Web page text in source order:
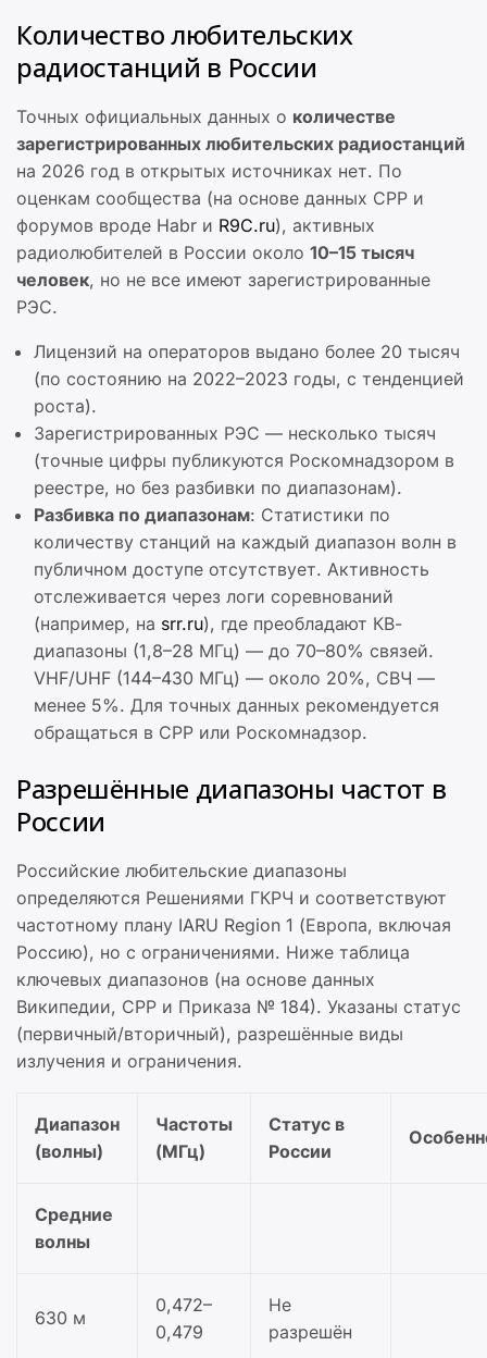
Количество любительских
радиостанций в России
Точных официальных данных о количестве
зарегистрированных любительских радиостанций
на 2026 год в открытых источниках нет. По
оценкам сообщества (на основе данных СРР и
форумов вроде Habr и R9C.ru), активных
радиолюбителей в России около 10–15 тысяч
человек, но не все имеют зарегистрированные
РЭС.
Лицензий на операторов выдано более 20 тысяч
(по состоянию на 2022–2023 годы, с тенденцией
роста).
Зарегистрированных РЭС — несколько тысяч
(точные цифры публикуются Роскомнадзором в
реестре, но без разбивки по диапазонам).
Разбивка по диапазонам: Статистики по
количеству станций на каждый диапазон волн в
публичном доступе отсутствует. Активность
отслеживается через логи соревнований
(например, на srr.ru), где преобладают КВ-
диапазоны (1,8–28 МГц) — до 70–80% связей.
VHF/UHF (144–430 МГц) — около 20%, СВЧ —
менее 5%. Для точных данных рекомендуется
обращаться в СРР или Роскомнадзор.
Разрешённые диапазоны частот в
России
Российские любительские диапазоны
определяются Решениями ГКРЧ и соответствуют
частотному плану IARU Region 1 (Европа, включая
Россию), но с ограничениями. Ниже таблица
ключевых диапазонов (на основе данных
Википедии, СРР и Приказа № 184). Указаны статус
(первичный/вторичный), разрешённые виды
излучения и ограничения.
Диапазон
(волны)
Частоты
(МГц)
Статус в
России
Средние
волны
630 м
0,472–
0,479
Не
разрешён